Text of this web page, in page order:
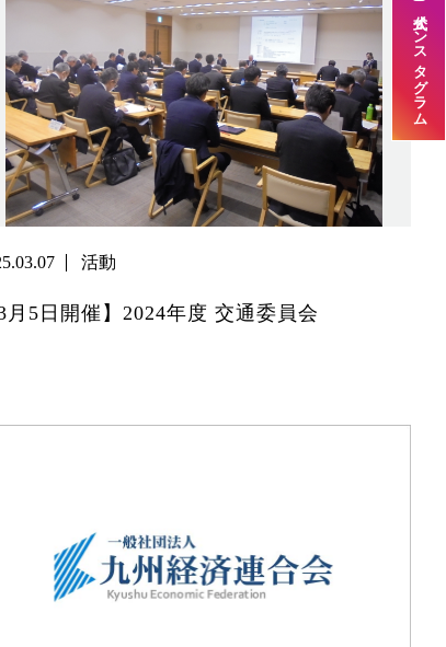
活動
3月5日開催】2024年度 交通委員会
公式インスタグラム